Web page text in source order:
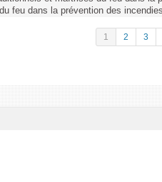
feu dans la prévention des
1 2 3